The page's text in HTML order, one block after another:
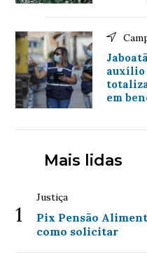
auxílio
em
Mais lidas
1
Justiça
Pix Pensão
como solicitar